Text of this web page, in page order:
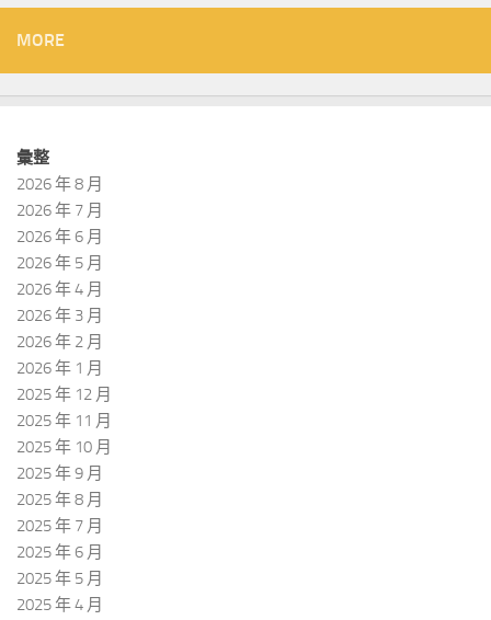
MORE
彙整
2026 年 8 月
2026 年 7 月
2026 年 6 月
2026 年 5 月
2026 年 4 月
2026 年 3 月
2026 年 2 月
2026 年 1 月
2025 年 12 月
2025 年 11 月
2025 年 10 月
2025 年 9 月
2025 年 8 月
2025 年 7 月
2025 年 6 月
2025 年 5 月
2025 年 4 月